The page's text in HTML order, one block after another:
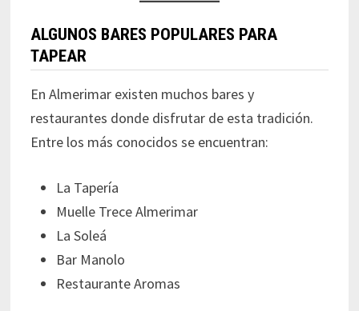
ALGUNOS BARES POPULARES PARA
TAPEAR
En Almerimar existen muchos bares y
restaurantes donde disfrutar de esta tradición.
Entre los más conocidos se encuentran:
La Tapería
Muelle Trece Almerimar
La Soleá
Bar Manolo
Restaurante Aromas